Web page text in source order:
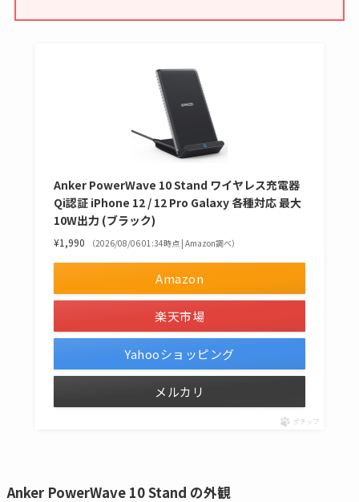
Anker PowerWave 10 Stand ワイヤレス充電器
Qi認証 iPhone 12 / 12 Pro Galaxy 各種対応 最大
10W出力 (ブラック)
¥1,990 （2026/08/06 01:34時点 | Amazon調べ）
Amazon
楽天市場
Yahooショッピング
メルカリ
ポチップ
Anker PowerWave 10 Stand の外観